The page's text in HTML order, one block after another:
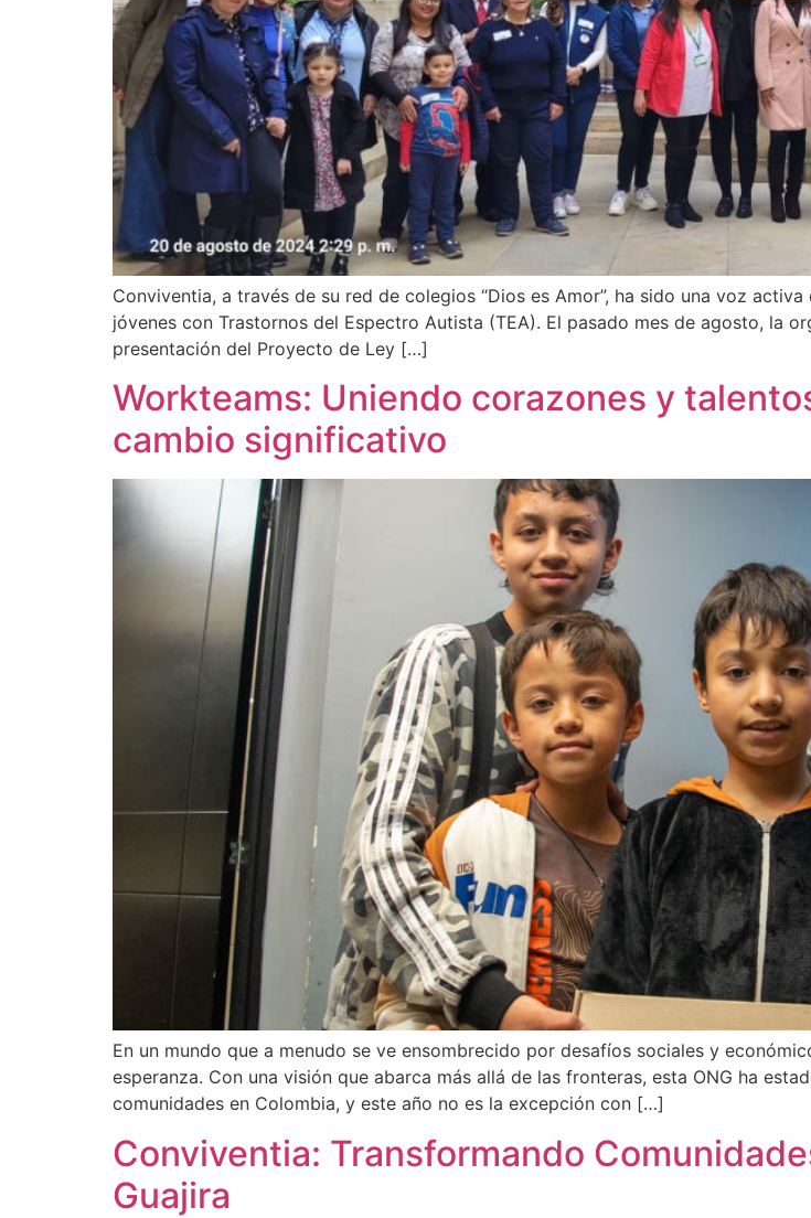
Conviventia, a través de su red de colegios “Dios es Amor”, ha sido una voz
jóvenes con Trastornos del Espectro Autista (TEA). El pasado mes de agosto, la
presentación del Proyecto de Ley […]
Workteams: Uniendo corazones y
cambio significativo
En un mundo que a menudo se ve ensombrecido por desafíos sociales y
esperanza. Con una visión que abarca más allá de las fronteras, esta ONG ha
comunidades en Colombia, y este año no es la excepción con […]
Conviventia: Transformando
Guajira